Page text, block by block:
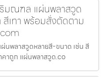
ริมณฑล แผ่นพลาสวูด
เทา พร้อมสั่งตัดตาม
นพลาสวูดหลายสี-ขนาด เช่น สี
คาถูก แผ่นพลาสวูด.co